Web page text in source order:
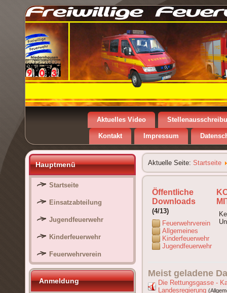
Aktuelles Video
Kontakt Impressum
Hauptmenü
Startseite
Einsatzabteilung
Jugendfeuerwehr
Kinderfeuerwehr
Feuerwehrverein
Anmeldung
Aktuelle Seite: Startseite
Öffentliche
Downloads
(4/13)
Feuerwehrverein
Allgemeines
Kinderfeuerwehr
Jugendfeuerwehr
Meist geladene
Die Rettungsgasse -
Landesregierung